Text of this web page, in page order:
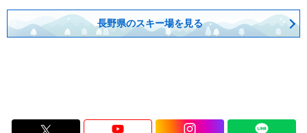
長野県のスキー場を見る